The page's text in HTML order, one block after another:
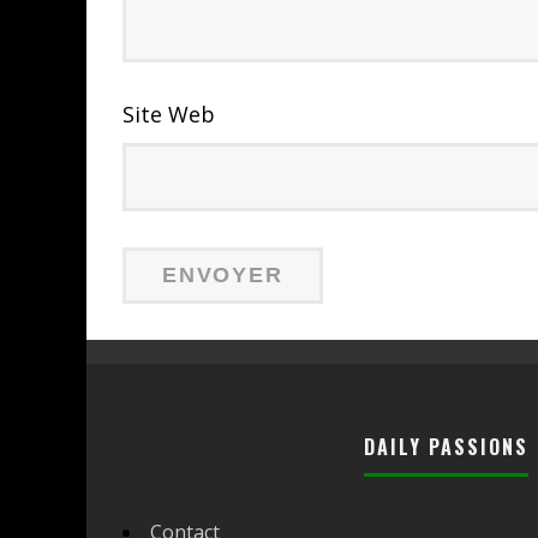
Site Web
DAILY PASSIONS
Contact